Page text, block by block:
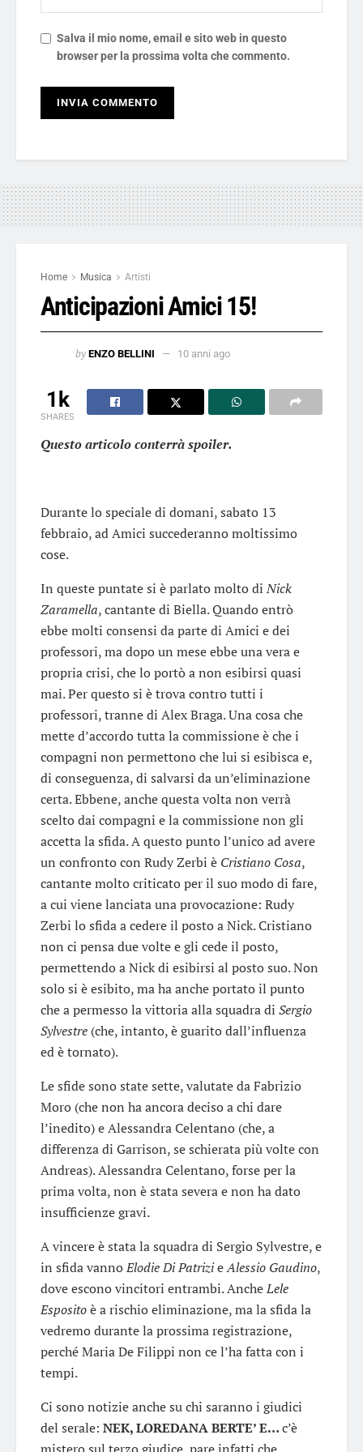
Salva il mio nome, email e sito web in questo
browser per la prossima volta che commento.
Home Musica Artisti
Anticipazioni Amici 15!
by ENZO BELLINI 10 anni ago
1k
SHARES
Questo articolo conterrà spoiler.
Durante lo speciale di domani, sabato 13
febbraio, ad Amici succederanno moltissimo
cose.
In queste puntate si è parlato molto diNick
Zaramella, cantante di Biella. Quando entrò
ebbe molti consensi da parte di Amici e dei
professori, ma dopo un mese ebbe una vera e
propria crisi, che lo portò a non esibirsi quasi
mai. Per questo si è trova contro tutti i
professori, tranne di Alex Braga. Una cosa che
mette d’accordo tutta la commissione è che i
compagni non permettono che lui si esibisca e,
di conseguenza, di salvarsi da un’eliminazione
certa. Ebbene, anche questa volta non verrà
scelto dai compagni e la commissione non gli
accetta la sfida. A questo punto l’unico ad avere
un confronto con Rudy Zerbi è Cristiano Cosa,
cantante molto criticato per il suo modo di fare,
a cui viene lanciata una provocazione: Rudy
Zerbi lo sfida a cedere il posto a Nick. Cristiano
non ci pensa due volte e gli cede il posto,
permettendo a Nick di esibirsi al posto suo. Non
solo si è esibito, ma ha anche portato il punto
che a permesso la vittoria alla squadra di Sergio
Sylvestre (che, intanto, è guarito dall’influenza
ed è tornato).
Le sfide sono state sette, valutate da Fabrizio
Moro (che non ha ancora deciso a chi dare
l’inedito) e Alessandra Celentano (che, a
differenza di Garrison, se schierata più volte con
Andreas). Alessandra Celentano, forse per la
prima volta, non è stata severa e non ha dato
insufficienze gravi.
A vincere è stata la squadra di Sergio Sylvestre, e
in sfida vannoElodie Di PatrizieAlessio Gaudino,
dove escono vincitori entrambi. AncheLele
Espositoè a rischio eliminazione, ma la sfida la
vedremo durante la prossima registrazione,
perché Maria De Filippi non ce l’ha fatta con i
tempi.
Ci sono notizie anche su chi saranno i giudici
del serale: NEK, LOREDANA BERTE’ E…c’è